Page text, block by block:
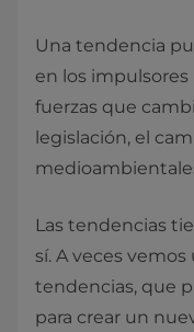
Una tendencia
en los impulsores
fuerzas que
legislación, el
Las tendencias
sí. A veces
tendencias, que
para crear un